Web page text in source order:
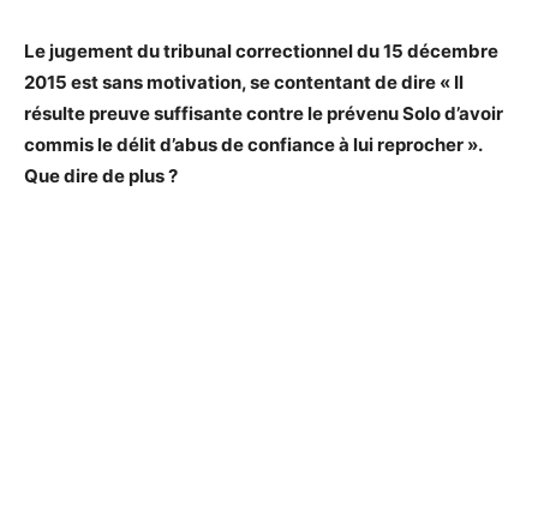
Le jugement du tribunal correctionnel du 15 décembre
2015 est sans motivation, se contentant de dire « Il
résulte preuve suffisante contre le prévenu Solo d’avoir
commis le délit d’abus de confiance à lui reprocher ».
Que dire de plus ?